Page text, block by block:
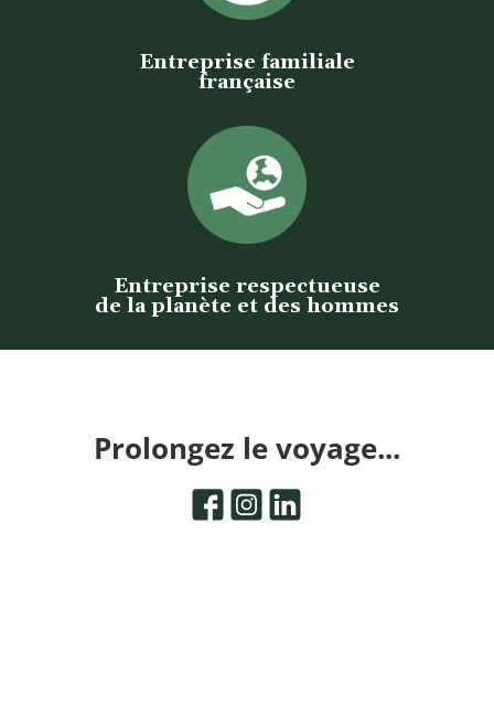
Entreprise familiale
française
Entreprise respectueuse
de la planète et des hommes
Prolongez le voyage...